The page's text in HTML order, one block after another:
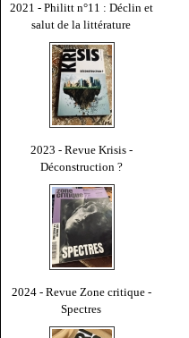
2021 - Philitt n°11 : Déclin et
salut de la littérature
2023 - Revue Krisis -
Déconstruction ?
2024 - Revue Zone critique -
Spectres